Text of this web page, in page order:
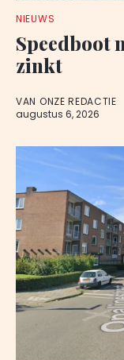
NIEUWS
Speedboot
zinkt
VAN ONZE REDACTIE
augustus 6, 2026